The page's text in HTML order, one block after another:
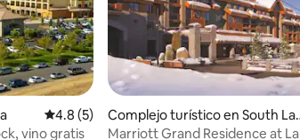
Calificación promedio: 4.8 de 5, 5 reseñas
4.8 (5)
vino gratis
Complejo turístico en South
e Tahoe
Marriott Grand Residence at